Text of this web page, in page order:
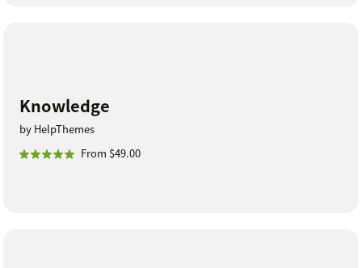
Knowledge
by HelpThemes
From $49.00